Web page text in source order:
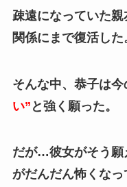
疎遠になっていた
関係にまで復活した
そんな中、恭子は
い” と強く願った。
だが…彼女がそう願
がだんだん怖くなっ